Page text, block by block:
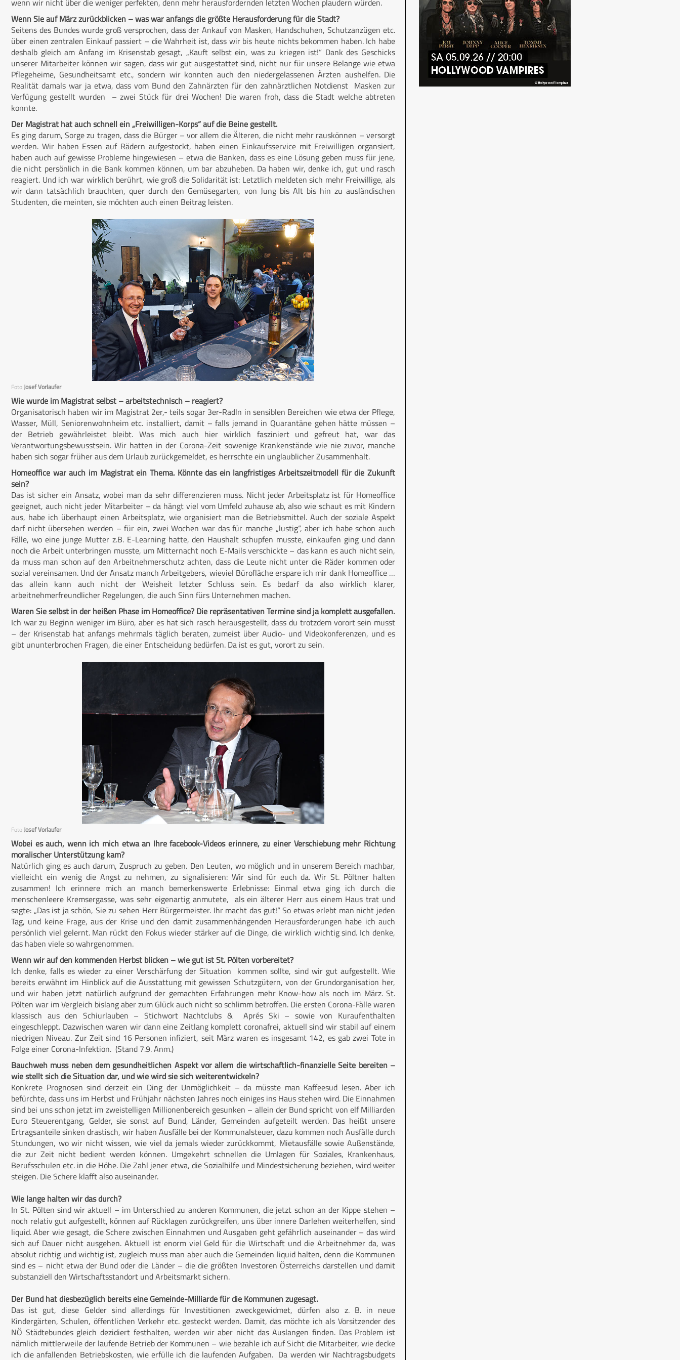
wenn wir nicht über die weniger perfekten, denn mehr herausfordernden letzten Wochen plaudern würden.
Wenn Sie auf März zurückblicken – was war anfangs die größte Herausforderung für die Stadt?
Seitens des Bundes wurde groß versprochen, dass der Ankauf von Masken, Handschuhen, Schutzanzügen etc.
über einen zentralen Einkauf passiert – die Wahrheit ist, dass wir bis heute nichts bekommen haben. Ich habe
deshalb gleich am Anfang im Krisenstab gesagt, „Kauft selbst ein, was zu kriegen ist!“ Dank des Geschicks
unserer Mitarbeiter können wir sagen, dass wir gut ausgestattet sind, nicht nur für unsere Belange wie etwa
Pflegeheime, Gesundheitsamt etc., sondern wir konnten auch den niedergelassenen Ärzten aushelfen. Die
Realität damals war ja etwa, dass vom Bund den Zahnärzten für den zahnärztlichen Notdienst Masken zur
Verfügung gestellt wurden – zwei Stück für drei Wochen! Die waren froh, dass die Stadt welche abtreten
konnte.
Der Magistrat hat auch schnell ein „Freiwilligen-Korps“ auf die Beine gestellt.
Es ging darum, Sorge zu tragen, dass die Bürger – vor allem die Älteren, die nicht mehr rauskönnen – versorgt
werden. Wir haben Essen auf Rädern aufgestockt, haben einen Einkaufsservice mit Freiwilligen organsiert,
haben auch auf gewisse Probleme hingewiesen – etwa die Banken, dass es eine Lösung geben muss für jene,
die nicht persönlich in die Bank kommen können, um bar abzuheben. Da haben wir, denke ich, gut und rasch
reagiert. Und ich war wirklich berührt, wie groß die Solidarität ist: Letztlich meldeten sich mehr Freiwillige, als
wir dann tatsächlich brauchten, quer durch den Gemüsegarten, von Jung bis Alt bis hin zu ausländischen
Studenten, die meinten, sie möchten auch einen Beitrag leisten.
FotoJosef Vorlaufer
Wie wurde im Magistrat selbst – arbeitstechnisch – reagiert?
Organisatorisch haben wir im Magistrat 2er,- teils sogar 3er-Radln in sensiblen Bereichen wie etwa der Pflege,
Wasser, Müll, Seniorenwohnheim etc. installiert, damit – falls jemand in Quarantäne gehen hätte müssen –
der Betrieb gewährleistet bleibt. Was mich auch hier wirklich fasziniert und gefreut hat, war das
Verantwortungsbewusstsein. Wir hatten in der Corona-Zeit sowenige Krankenstände wie nie zuvor, manche
haben sich sogar früher aus dem Urlaub zurückgemeldet, es herrschte ein unglaublicher Zusammenhalt.
Homeoffice war auch im Magistrat ein Thema. Könnte das ein langfristiges Arbeitszeitmodell für die Zukunft
sein?
Das ist sicher ein Ansatz, wobei man da sehr differenzieren muss. Nicht jeder Arbeitsplatz ist für Homeoffice
geeignet, auch nicht jeder Mitarbeiter – da hängt viel vom Umfeld zuhause ab, also wie schaut es mit Kindern
aus, habe ich überhaupt einen Arbeitsplatz, wie organisiert man die Betriebsmittel. Auch der soziale Aspekt
darf nicht übersehen werden – für ein, zwei Wochen war das für manche „lustig“, aber ich habe schon auch
Fälle, wo eine junge Mutter z.B. E-Learning hatte, den Haushalt schupfen musste, einkaufen ging und dann
noch die Arbeit unterbringen musste, um Mitternacht noch E-Mails verschickte – das kann es auch nicht sein,
da muss man schon auf den Arbeitnehmerschutz achten, dass die Leute nicht unter die Räder kommen oder
sozial vereinsamen. Und der Ansatz manch Arbeitgebers, wieviel Bürofläche erspare ich mir dank Homeoffice …
das allein kann auch nicht der Weisheit letzter Schluss sein. Es bedarf da also wirklich klarer,
arbeitnehmerfreundlicher Regelungen, die auch Sinn fürs Unternehmen machen.
Waren Sie selbst in der heißen Phase im Homeoffice? Die repräsentativen Termine sind ja komplett ausgefallen.
Ich war zu Beginn weniger im Büro, aber es hat sich rasch herausgestellt, dass du trotzdem vorort sein musst
– der Krisenstab hat anfangs mehrmals täglich beraten, zumeist über Audio- und Videokonferenzen, und es
gibt ununterbrochen Fragen, die einer Entscheidung bedürfen. Da ist es gut, vorort zu sein.
FotoJosef Vorlaufer
Wobei es auch, wenn ich mich etwa an Ihre facebook-Videos erinnere, zu einer Verschiebung mehr Richtung
moralischer Unterstützung kam?
Natürlich ging es auch darum, Zuspruch zu geben. Den Leuten, wo möglich und in unserem Bereich machbar,
vielleicht ein wenig die Angst zu nehmen, zu signalisieren: Wir sind für euch da. Wir St. Pöltner halten
zusammen! Ich erinnere mich an manch bemerkenswerte Erlebnisse: Einmal etwa ging ich durch die
menschenleere Kremsergasse, was sehr eigenartig anmutete, als ein älterer Herr aus einem Haus trat und
sagte: „Das ist ja schön, Sie zu sehen Herr Bürgermeister. Ihr macht das gut!“ So etwas erlebt man nicht jeden
Tag, und keine Frage, aus der Krise und den damit zusammenhängenden Herausforderungen habe ich auch
persönlich viel gelernt. Man rückt den Fokus wieder stärker auf die Dinge, die wirklich wichtig sind. Ich denke,
das haben viele so wahrgenommen.
Wenn wir auf den kommenden Herbst blicken – wie gut ist St. Pölten vorbereitet?
Ich denke, falls es wieder zu einer Verschärfung der Situation kommen sollte, sind wir gut aufgestellt. Wie
bereits erwähnt im Hinblick auf die Ausstattung mit gewissen Schutzgütern, von der Grundorganisation her,
und wir haben jetzt natürlich aufgrund der gemachten Erfahrungen mehr Know-how als noch im März. St.
Pölten war im Vergleich bislang aber zum Glück auch nicht so schlimm betroffen. Die ersten Corona-Fälle waren
klassisch aus den Schiurlauben – Stichwort Nachtclubs & Aprés Ski – sowie von Kuraufenthalten
eingeschleppt. Dazwischen waren wir dann eine Zeitlang komplett coronafrei, aktuell sind wir stabil auf einem
niedrigen Niveau. Zur Zeit sind 16 Personen infiziert, seit März waren es insgesamt 142, es gab zwei Tote in
Folge einer Corona-Infektion. (Stand 7.9. Anm.)
Bauchweh muss neben dem gesundheitlichen Aspekt vor allem die wirtschaftlich-finanzielle Seite bereiten –
wie stellt sich die Situation dar, und wie wird sie sich weiterentwickeln?
Konkrete Prognosen sind derzeit ein Ding der Unmöglichkeit – da müsste man Kaffeesud lesen. Aber ich
befürchte, dass uns im Herbst und Frühjahr nächsten Jahres noch einiges ins Haus stehen wird. Die Einnahmen
sind bei uns schon jetzt im zweistelligen Millionenbereich gesunken – allein der Bund spricht von elf Milliarden
Euro Steuerentgang, Gelder, sie sonst auf Bund, Länder, Gemeinden aufgeteilt werden. Das heißt unsere
Ertragsanteile sinken drastisch, wir haben Ausfälle bei der Kommunalsteuer, dazu kommen noch Ausfälle durch
Stundungen, wo wir nicht wissen, wie viel da jemals wieder zurückkommt, Mietausfälle sowie Außenstände,
die zur Zeit nicht bedient werden können. Umgekehrt schnellen die Umlagen für Soziales, Krankenhaus,
Berufsschulen etc. in die Höhe. Die Zahl jener etwa, die Sozialhilfe und Mindestsicherung beziehen, wird weiter
steigen. Die Schere klafft also auseinander.
Wie lange halten wir das durch?
In St. Pölten sind wir aktuell – im Unterschied zu anderen Kommunen, die jetzt schon an der Kippe stehen –
noch relativ gut aufgestellt, können auf Rücklagen zurückgreifen, uns über innere Darlehen weiterhelfen, sind
liquid. Aber wie gesagt, die Schere zwischen Einnahmen und Ausgaben geht gefährlich auseinander – das wird
sich auf Dauer nicht ausgehen. Aktuell ist enorm viel Geld für die Wirtschaft und die Arbeitnehmer da, was
absolut richtig und wichtig ist, zugleich muss man aber auch die Gemeinden liquid halten, denn die Kommunen
sind es – nicht etwa der Bund oder die Länder – die die größten Investoren Österreichs darstellen und damit
substanziell den Wirtschaftsstandort und Arbeitsmarkt sichern.
Der Bund hat diesbezüglich bereits eine Gemeinde-Milliarde für die Kommunen zugesagt.
Das ist gut, diese Gelder sind allerdings für Investitionen zweckgewidmet, dürfen also z. B. in neue
Kindergärten, Schulen, öffentlichen Verkehr etc. gesteckt werden. Damit, das möchte ich als Vorsitzender des
NÖ Städtebundes gleich dezidiert festhalten, werden wir aber nicht das Auslangen finden. Das Problem ist
nämlich mittlerweile der laufende Betrieb der Kommunen – wie bezahle ich auf Sicht die Mitarbeiter, wie decke
ich die anfallenden Betriebskosten, wie erfülle ich die laufenden Aufgaben. Da werden wir Nachtragsbudgets